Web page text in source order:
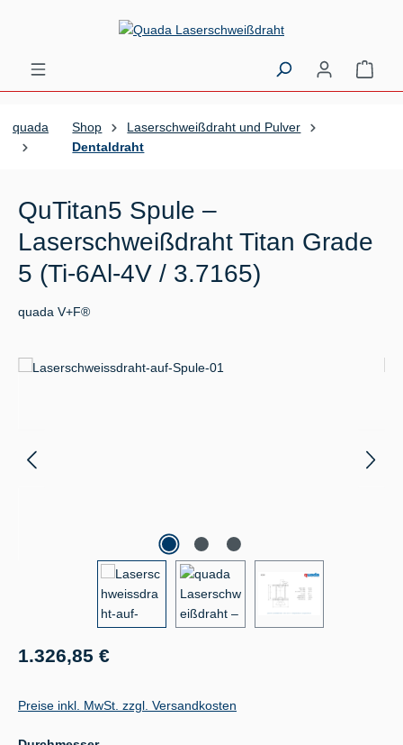
Zum Hauptinhalt springen
quada Shop
Laserschweißdraht und Pulver
Dentaldraht
QuTitan5 Spule –
Laserschweißdraht Titan Grade
5 (Ti-6Al-4V / 3.7165)
quada V+F®
Bildergalerie überspringen
Regulärer Preis:
1.326,85 €
Preise inkl. MwSt. zzgl. Versandkosten